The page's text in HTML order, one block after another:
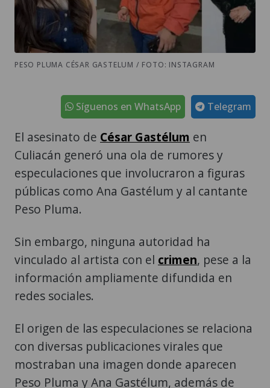
PESO PLUMA CÉSAR GASTELUM / FOTO: INSTAGRAM
Telegram
Síguenos en WhatsApp
El asesinato de César Gastélum en
Culiacán generó una ola de rumores y
especulaciones que involucraron a figuras
públicas como Ana Gastélum y al cantante
Peso Pluma.
Sin embargo, ninguna autoridad ha
vinculado al artista con el crimen, pese a la
información ampliamente difundida en
redes sociales.
El origen de las especulaciones se relaciona
con diversas publicaciones virales que
mostraban una imagen donde aparecen
Peso Pluma y Ana Gastélum, además de